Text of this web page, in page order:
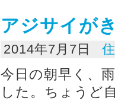
アジサイが
2014年7月7日
今日の朝早く、
した。ちょうど